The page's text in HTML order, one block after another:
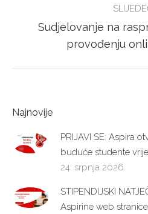
Sudjelovanje na
provođenju
Najnovije
PRIJAVI SE: Aspira
buduće studente
24. srpnja 2026.
STIPENDIJSKI
Aspirine web